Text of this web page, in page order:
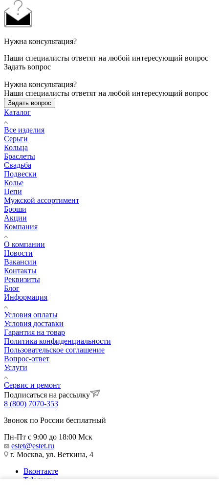
Нужна консультация?
Наши специалисты ответят на любой интересующий вопрос
Задать вопрос
Нужна консультация?
Наши специалисты ответят на любой интересующий вопрос
Задать вопрос
Каталог
Все изделия
Серьги
Кольца
Браслеты
Свадьба
Подвески
Колье
Цепи
Мужской ассортимент
Броши
Акции
Компания
О компании
Новости
Вакансии
Контакты
Реквизиты
Блог
Информация
Условия оплаты
Условия доставки
Гарантия на товар
Политика конфиденциальности
Пользовательское соглашение
Вопрос-ответ
Услуги
Сервис и ремонт
Подписаться на рассылку
8 (800) 7070-353
Звонок по России бесплатный
Пн-Пт с 9:00 до 18:00 Мск
estet@estet.ru
г. Москва, ул. Веткина, 4
Вконтакте
Telegram